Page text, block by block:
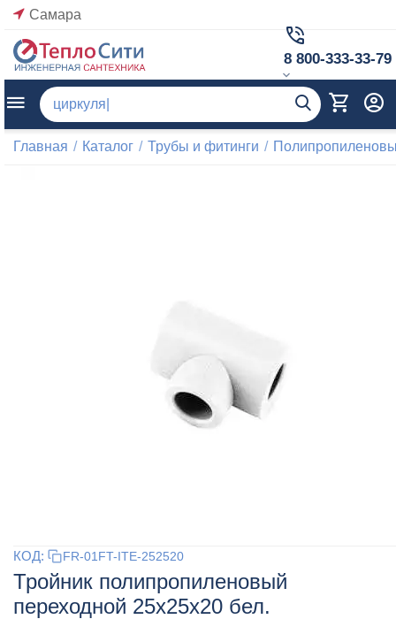
Самара
8 800-333-33-79
Главная / Каталог / Трубы и фитинги /
КОД: FR-01FT-ITE-252520
Тройник полипропиленовый
переходной 25x25x20 бел.